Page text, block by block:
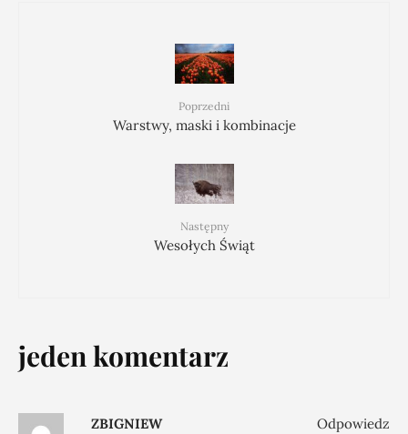
Poprzedni
Warstwy, maski i kombinacje
Następny
Wesołych Świąt
jeden komentarz
ZBIGNIEW Odpowiedz